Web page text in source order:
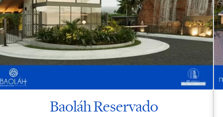
Baoláh Reservado